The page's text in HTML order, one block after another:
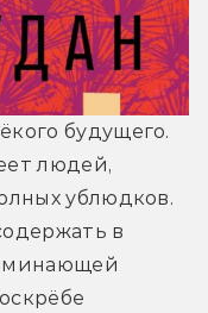
будущего.
людей,
ублюдков.
в